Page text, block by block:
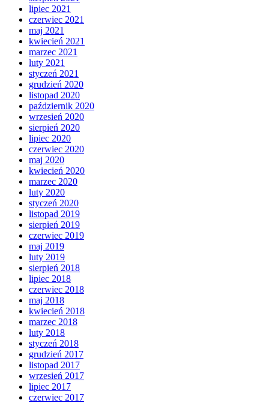
lipiec 2021
czerwiec 2021
maj 2021
kwiecień 2021
marzec 2021
luty 2021
styczeń 2021
grudzień 2020
listopad 2020
październik 2020
wrzesień 2020
sierpień 2020
lipiec 2020
czerwiec 2020
maj 2020
kwiecień 2020
marzec 2020
luty 2020
styczeń 2020
listopad 2019
sierpień 2019
czerwiec 2019
maj 2019
luty 2019
sierpień 2018
lipiec 2018
czerwiec 2018
maj 2018
kwiecień 2018
marzec 2018
luty 2018
styczeń 2018
grudzień 2017
listopad 2017
wrzesień 2017
lipiec 2017
czerwiec 2017